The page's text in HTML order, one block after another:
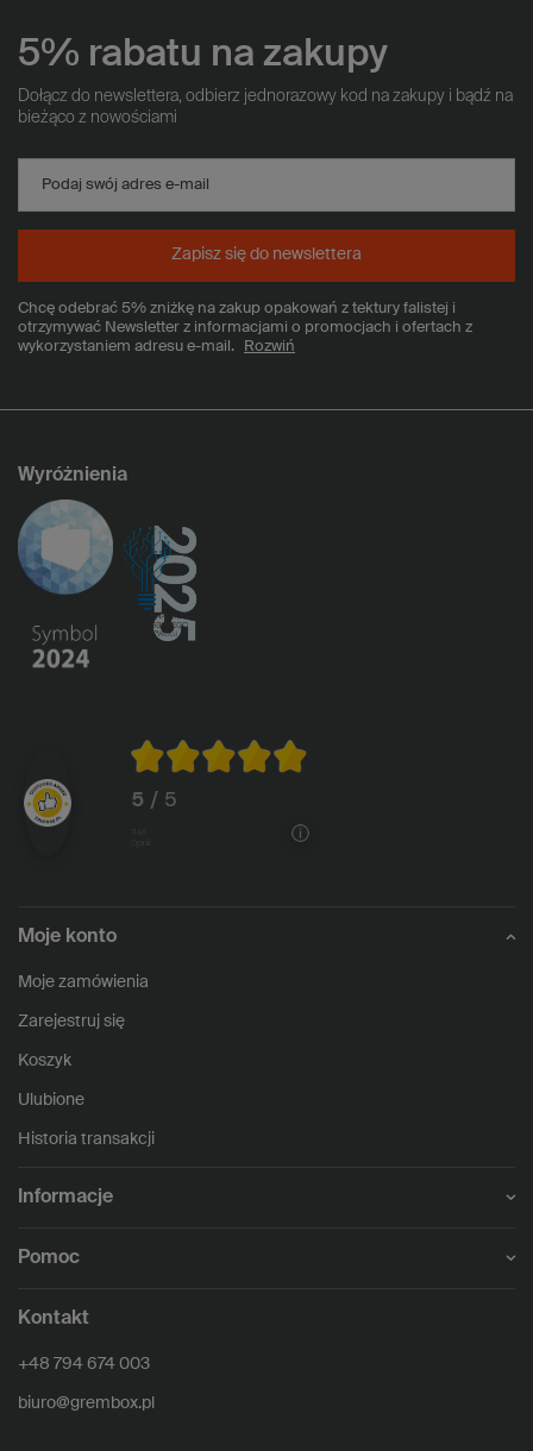
5% rabatu na zakupy
Dołącz do newslettera, odbierz jednorazowy kod na zakupy i bądź na
bieżąco z nowościami
Podaj swój adres e-mail
Chcę odebrać 5% zniżkę na zakup opakowań z tektury falistej i
otrzymywać Newsletter z informacjami o promocjach i ofertach z
wykorzystaniem adresu e-mail.
Rozwiń
Zapisz się do newslettera
Wyróżnienia
5 / 5
Moje konto
Moje zamówienia
Zarejestruj się
Koszyk
Ulubione
Historia transakcji
Informacje
Pomoc
Kontakt
+48 794 674 003
biuro@grembox.pl